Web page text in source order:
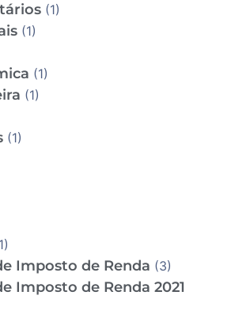
(1)
(1)
(1)
(1)
(1)
Imposto de Renda (3)
Imposto de Renda 2021